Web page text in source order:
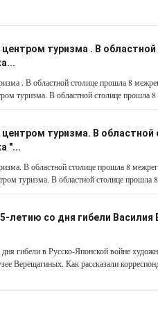
туризма . В
. В областной столице прошла 8
туризма. В областной столице прошла
туризма. В областной
"...
В областной столице прошла 8
туризма. В областной столице прошла
летию со дня гибели Василия
гибели в Русско-Японской войне
Верещагиных. Как рассказали